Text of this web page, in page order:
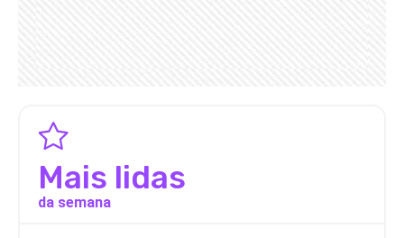
Mais lidas
da semana